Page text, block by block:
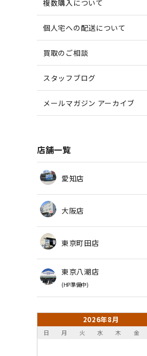
複数購入について
個人宅への配送について
買取のご相談
スタッフブログ
メールマガジン アーカイブ
店舗一覧
愛知店
大阪店
東京町田店
東京八潮店
(HP準備中)
2026年8月
日 月 火 水 木 金